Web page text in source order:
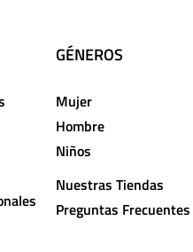
GÉNEROS
Mujer
Hombre
Niños
Nuestras Tiendas
Preguntas Frecuentes